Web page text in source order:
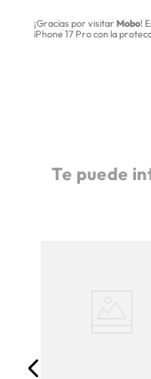
¡Gracias por visitarMobo!
iPhone 17 Pro con la
Te puede